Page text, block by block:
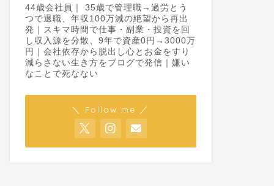
44歳会社員｜ 35歳で管理職→過労とう
つで退職、年収100万減の絶望から再出
発｜スキマ時間で仕事・副業・投資を回
し収入源を分散、9年で資産0円→3000万
円｜会社依存から脱出し心とお金をすり
減らさない生き方をブログで発信｜嫌い
なことで死なない
＼ Follow me ／